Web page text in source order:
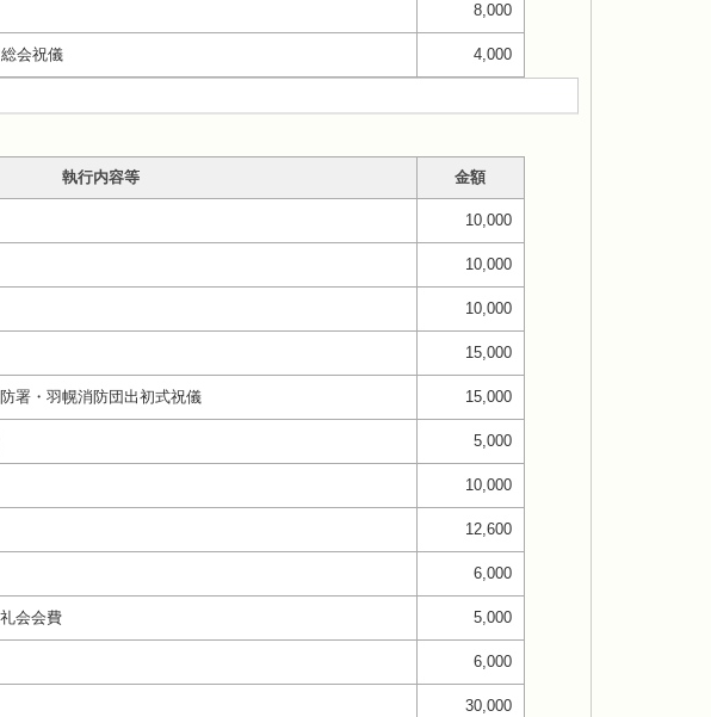
8,000
会祝儀 4,000
執行内容等 金額
10,000
10,000
10,000
15,000
署・羽幌消防団出初式祝儀 15,000
5,000
10,000
12,600
6,000
会会費 5,000
6,000
30,000